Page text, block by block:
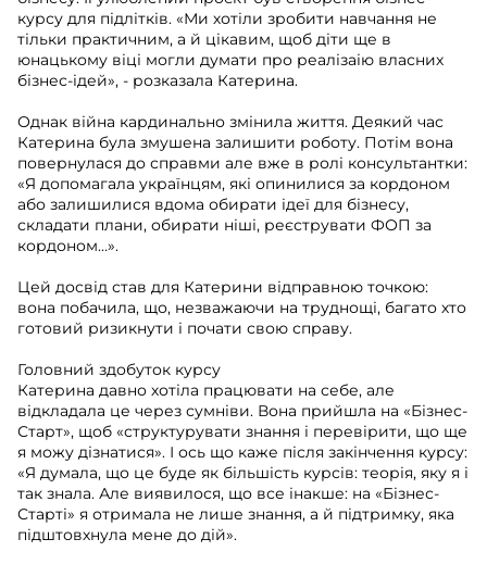
курсу для підлітків. «Ми хотіли зробити навчання не
тільки практичним, а й цікавим, щоб діти ще в
юнацькому віці могли думати про реалізаію власних
бізнес-ідей», - розказала Катерина.
Однак війна кардинально змінила життя. Деякий час
Катерина була змушена залишити роботу. Потім вона
повернулася до справми але вже в ролі консультантки:
«Я допомагала українцям, які опинилися за кордоном
або залишилися вдома обирати ідеї для бізнесу,
складати плани, обирати ніші, реєструвати ФОП за
кордоном…».
Цей досвід став для Катерини відправною точкою:
вона побачила, що, незважаючи на труднощі, багато хто
готовий ризикнути і почати свою справу.
Головний здобуток курсу
Катерина давно хотіла працювати на себе, але
відкладала це через сумніви. Вона прийшла на «Бізнес-
Старт», щоб «структурувати знання і перевірити, що ще
я можу дізнатися». І ось що каже після закінчення курсу:
«Я думала, що це буде як більшість курсів: теорія, яку я і
так знала. Але виявилося, що все інакше: на «Бізнес-
Старті» я отримала не лише знання, а й підтримку, яка
підштовхнула мене до дій».